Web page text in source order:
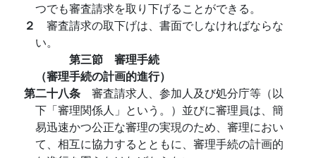
つでも審査請求を取り下げることができる。
２ 審査請求の取下げは、書面でしなければならな
い。
第三節 審理手続
（審理手続の計画的進行）
第二十八条 審査請求人、参加人及び処分庁等（以
下「審理関係人」という。）並びに審理員は、簡
易迅速かつ公正な審理の実現のため、審理におい
て、相互に協力するとともに、審理手続の計画的